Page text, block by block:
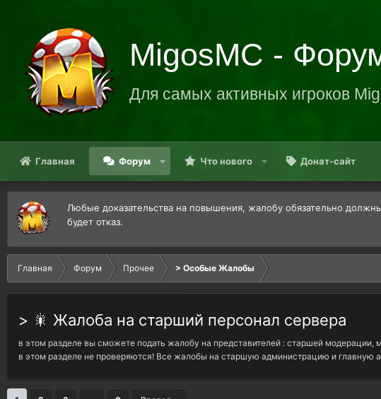
MigosMC -
Для самых активных игроков
Главная Форум Что нового Донат-сайт
Любые доказательства на повышения, жалобу обязательно
будет отказ.
Главная Форум Прочее > Особые Жалобы
> 🎇 Жалоба на старший персонал сервера
в этом разделе вы сможете подать жалобу на представителей : старшей
в этом разделе не проверяются! Все жалобы на старшую администрацию и главную